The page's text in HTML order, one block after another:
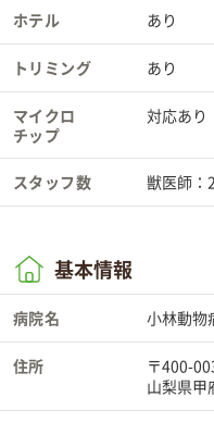
ホテル あり
トリミング あり
マイクロ
チップ
対応あり
スタッフ数 獣医師：
基本情報
病院名 小林動物
住所
〒400-
山梨県甲